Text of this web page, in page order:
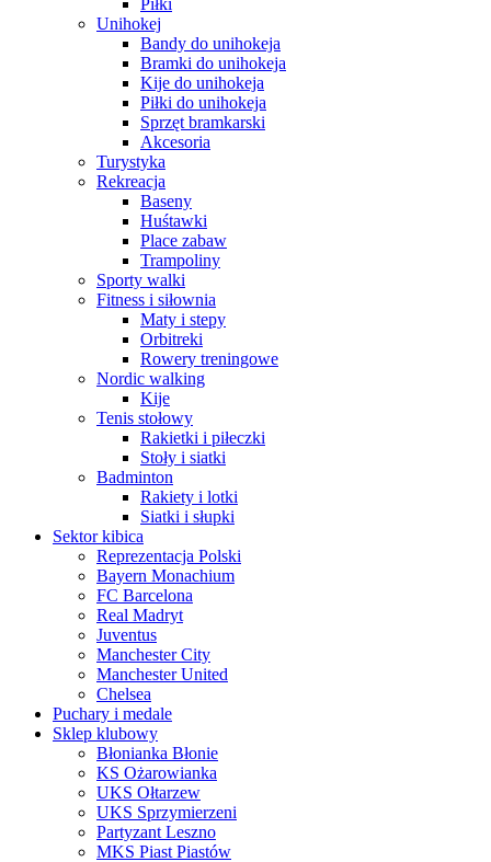
Piłki
Unihokej
Bandy do unihokeja
Bramki do unihokeja
Kije do unihokeja
Piłki do unihokeja
Sprzęt bramkarski
Akcesoria
Turystyka
Rekreacja
Baseny
Huśtawki
Place zabaw
Trampoliny
Sporty walki
Fitness i siłownia
Maty i stepy
Orbitreki
Rowery treningowe
Nordic walking
Kije
Tenis stołowy
Rakietki i piłeczki
Stoły i siatki
Badminton
Rakiety i lotki
Siatki i słupki
Sektor kibica
Reprezentacja Polski
Bayern Monachium
FC Barcelona
Real Madryt
Juventus
Manchester City
Manchester United
Chelsea
Puchary i medale
Sklep klubowy
Błonianka Błonie
KS Ożarowianka
UKS Ołtarzew
UKS Sprzymierzeni
Partyzant Leszno
MKS Piast Piastów